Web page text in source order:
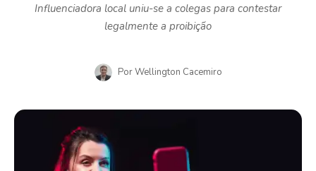
Influenciadora local uniu-se a colegas para contestar
legalmente a proibição
PorWellington Cacemiro